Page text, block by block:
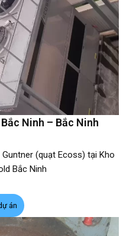
Ninh – Bắc Ninh
(quạt Ecoss) tại Kho
Bắc Ninh
án